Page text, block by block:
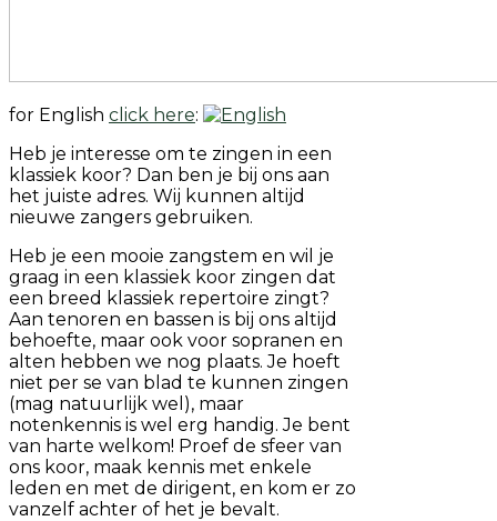
for English click here:
Heb je interesse om te zingen in een
klassiek koor? Dan ben je bij ons aan
het juiste adres. Wij kunnen altijd
nieuwe zangers gebruiken.
Heb je een mooie zangstem en wil je
graag in een klassiek koor zingen dat
een breed klassiek repertoire zingt?
Aan tenoren en bassen is bij ons altijd
behoefte, maar ook voor sopranen en
alten hebben we nog plaats. Je hoeft
niet per se van blad te kunnen zingen
(mag natuurlijk wel), maar
notenkennis is wel erg handig. Je bent
van harte welkom! Proef de sfeer van
ons koor, maak kennis met enkele
leden en met de dirigent, en kom er zo
vanzelf achter of het je bevalt.